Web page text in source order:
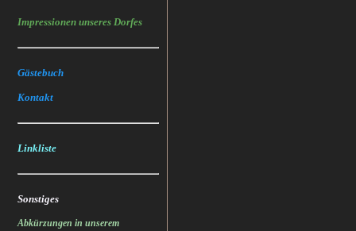
Impressionen unseres Dorfes
Gästebuch
Kontakt
Linkliste
Sonstiges
Abkürzungen in unserem